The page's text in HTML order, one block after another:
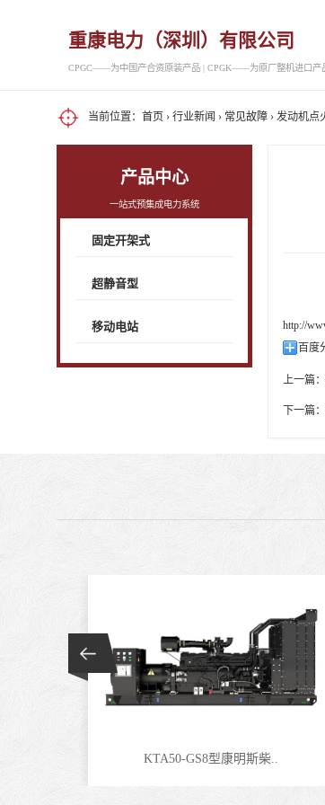
重康电力（深圳）有限公司
CPGC——为中国产合资原装产品 | CPGK——为原厂整机进口产
当前位置： 首页 › 行业新闻 › 常见故障› 发动机点
产品中心
一站式预集成电力系统
固定开架式
超静音型
移动电站
http://
百度
上一篇
下一篇
KTA50-GS8型康明斯柴..